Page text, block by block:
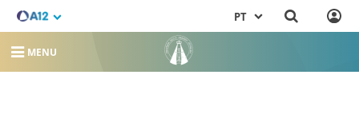
PT
MENU